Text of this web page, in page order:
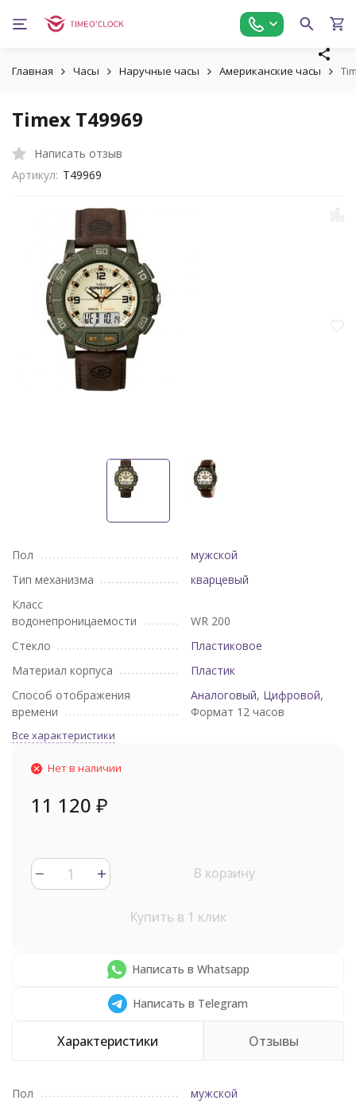
Главная Часы Наручные часы Американские часы
Timex T49969
Написать отзыв
Артикул: T49969
Пол
мужской
Тип механизма
кварцевый
Класс
водонепроницаемости
WR 200
Стекло
Пластиковое
Материал корпуса
Пластик
Способ отображения
времени
Аналоговый, Цифровой,
Формат 12 часов
Все характеристики
Нет в наличии
11 120 ₽
В корзину
Купить в 1 клик
Написать в Whatsapp
Написать в Telegram
Характеристики Отзывы
Пол
мужской